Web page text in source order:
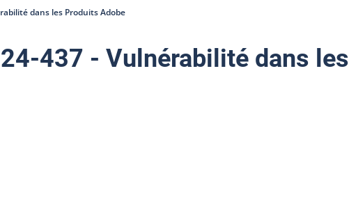
dans les Produits Adobe
437 - Vulnérabilité dans les